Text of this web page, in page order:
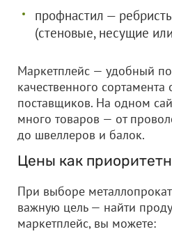
профнастил —
(стеновые, несущие
Маркетплейс — удобный
качественного сортамента
поставщиков. На одном
много товаров — от
до швеллеров и балок.
Цены как
При выборе
важную цель — найти
маркетплейс, вы можете: